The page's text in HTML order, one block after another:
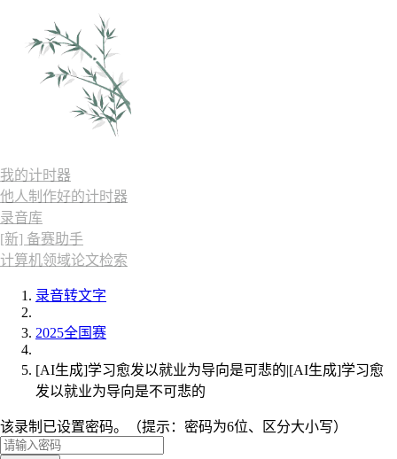
我的计时器
他人制作好的计时器
录音库
[新] 备赛助手
计算机领域论文检索
录音转文字
2025全国赛
[AI生成]学习愈发以就业为导向是可悲的|[AI生成]学习愈
发以就业为导向是不可悲的
该录制已设置密码。（提示：密码为6位、区分大小写）